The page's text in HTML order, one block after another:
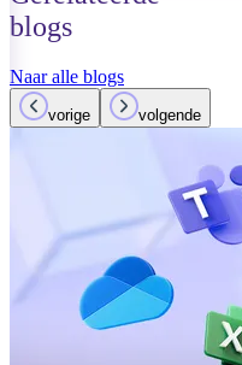
blogs
Naar alle blogs
vorige volgende